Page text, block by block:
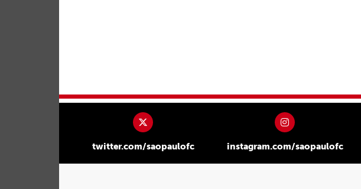
twitter.com/saopaulofc instagram.com/saopaulofc